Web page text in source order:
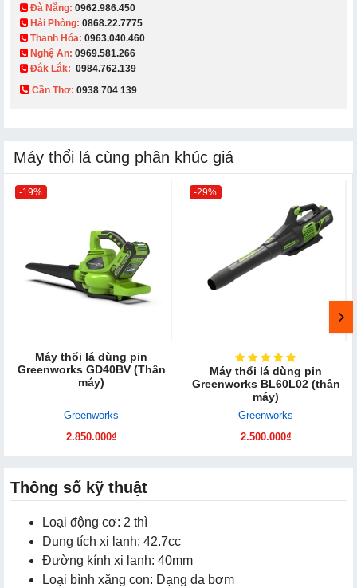
Đà Nẵng: 0962.986.450
Hải Phòng: 0868.22.7775
Thanh Hóa: 0963.040.460
Nghệ An: 0969.581.266
Đắk Lắk: 0984.762.139
Cần Thơ: 0938 704 139​
Máy thổi lá cùng phân khúc giá
-19%
Máy thổi lá dùng pin
Greenworks GD40BV (Thân
máy)
Greenworks
2.850.000₫
-29%
Máy thổi lá dùng pin
Greenworks BL60L02 (thân
máy)
Greenworks
2.500.000₫
Thông số kỹ thuật
Loại động cơ: 2 thì
Dung tích xi lanh: 42.7cc
Đường kính xi lanh: 40mm
Loại bình xăng con: Dạng da bơm